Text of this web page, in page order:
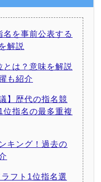
名を事前公表する
解説
とは？意味を解説
も紹介
】歴代の指名競
指名の最多重複
キング！過去の
フト1位指名選